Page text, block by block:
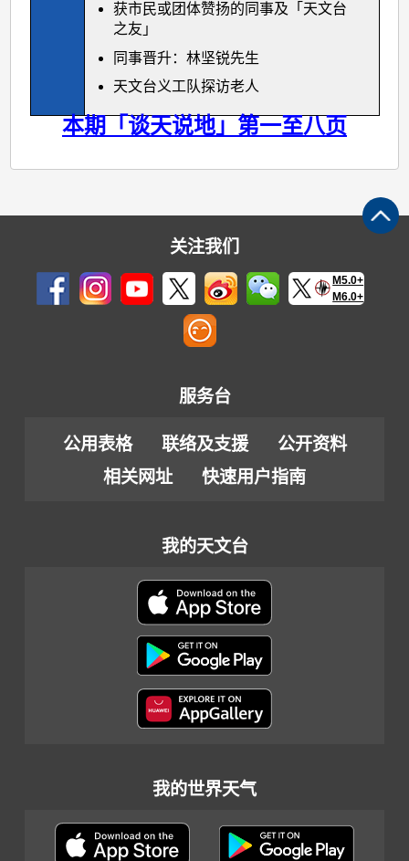
获市民或团体赞扬的同事及「天文台
之友」
同事晋升：林坚锐先生
天文台义工队探访老人
本期「谈天说地」第一至八页
关注我们
M5.0+
M6.0+
服务台
公用表格 联络及支援
公开资料
相关网址
快速用户指南
我的天文台
我的世界天气